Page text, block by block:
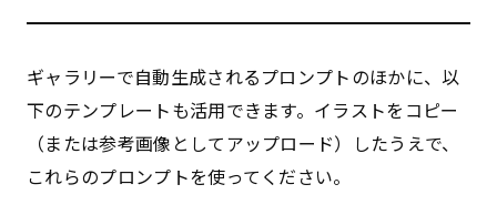
ギャラリーで自動生成されるプロンプトのほかに、以
下のテンプレートも活用できます。イラストをコピー
（または参考画像としてアップロード）したうえで、
これらのプロンプトを使ってください。